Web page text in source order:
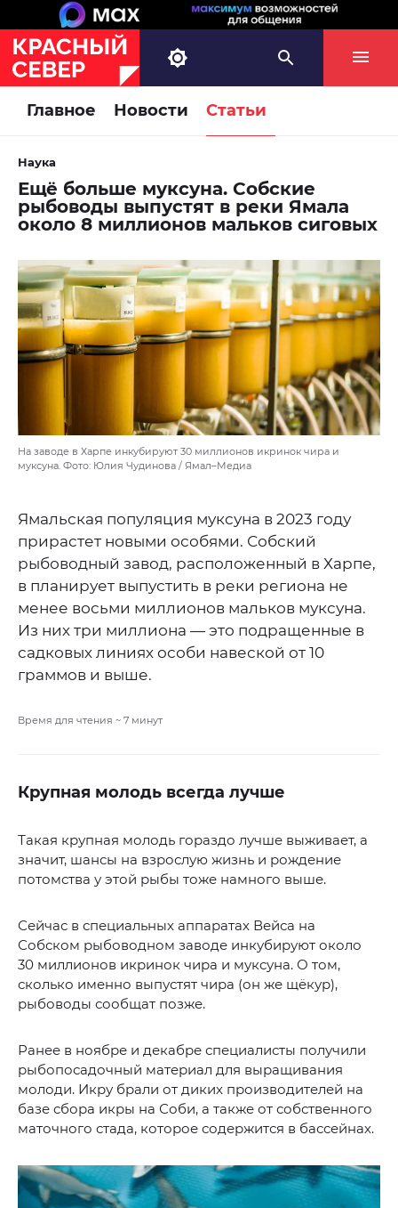
Главное Новости Статьи
Наука
Ещё больше муксуна. Собские
рыбоводы выпустят в реки Ямала
около 8 миллионов мальков сиговых
На заводе в Харпе инкубируют 30 миллионов икринок чира и
муксуна. Фото: Юлия Чудинова / Ямал–Медиа
Ямальская популяция муксуна в 2023 году
прирастет новыми особями. Собский
рыбоводный завод, расположенный в Харпе,
в планирует выпустить в реки региона не
менее восьми миллионов мальков муксуна.
Из них три миллиона — это подращенные в
садковых линиях особи навеской от 10
граммов и выше.
Время для чтения ~ 7 минут
Крупная молодь всегда лучше
Такая крупная молодь гораздо лучше выживает, а
значит, шансы на взрослую жизнь и рождение
потомства у этой рыбы тоже намного выше.
Сейчас в специальных аппаратах Вейса на
Собском рыбоводном заводе инкубируют около
30 миллионов икринок чира и муксуна. О том,
сколько именно выпустят чира (он же щёкур),
рыбоводы сообщат позже.
Ранее в ноябре и декабре специалисты получили
рыбопосадочный материал для выращивания
молоди. Икру брали от диких производителей на
базе сбора икры на Соби, а также от собственного
маточного стада, которое содержится в бассейнах.